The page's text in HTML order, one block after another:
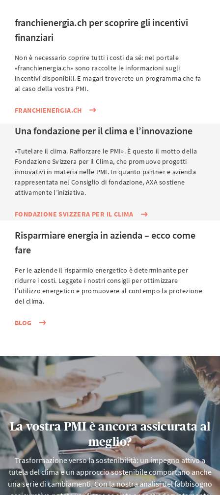
franchienergia.ch per scoprire gli incentivi
finanziari
Non è necessario coprire tutti i costi da sé: nel portale
«franchienergia.ch» sono raccolte le informazioni sugli
incentivi disponibili. E magari troverete un programma che fa
al caso della vostra PMI.
FRANCHIENERGIA.CH
Una fondazione per il clima e l’innovazione
«Tutelare il clima. Rafforzare le PMI». È questo il motto della
Fondazione Svizzera per il Clima, che promuove progetti
innovativi in materia nelle PMI. In quanto partner e azienda
rappresentata nel Consiglio di fondazione, AXA sostiene
attivamente l’iniziativa.
FONDAZIONE SVIZZERA PER IL CLIMA
Risparmiare energia in azienda – ecco come
fare
Per le aziende il risparmio energetico è determinante per
ridurre i costi. Leggete i nostri consigli per ottimizzare
l’utilizzo energetico e promuovere al contempo la protezione
del clima.
BLOG
La vostra PMI è ancora assicurata al
meglio?
Trasformazione verso la sostenibilità: un impegno attivo a
tutela del clima e un approccio sostenibile comportano anche
una serie di cambiamenti. Con la nostra analisi del fabbisogno